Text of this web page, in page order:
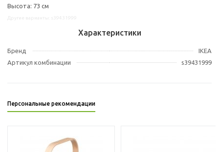
Высота: 73 см
Характеристики
Бренд
IKEA
Артикул комбинации
s39431999
Персональные рекомендации